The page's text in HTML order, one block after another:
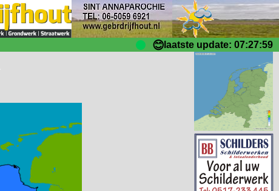
😊 laatste update: 07:27:59